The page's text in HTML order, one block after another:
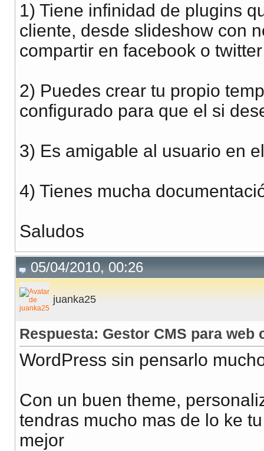
1) Tiene infinidad de plugins
cliente, desde slideshow con
compartir en facebook o
2) Puedes crear tu propio
configurado para que el si
3) Es amigable al usuario en
4) Tienes mucha
Saludos
05/04/2010, 00:26
juanka25
Respuesta: Gestor CMS para web
WordPress sin pensarlo
Con un buen theme,
tendras mucho mas de lo ke
mejor